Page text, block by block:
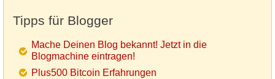
Tipps für Blogger
Mache Deinen Blog bekannt! Jetzt in die
Blogmachine eintragen!
Plus500 Bitcoin Erfahrungen